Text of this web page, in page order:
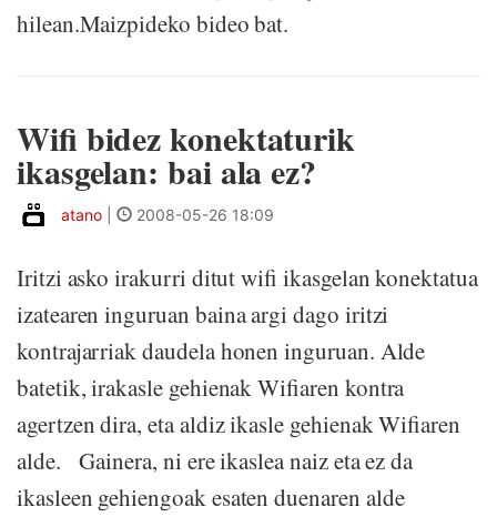
hilean.Maizpideko bideo bat.
Wifi bidez konektaturik
ikasgelan: bai ala ez?
atano 2008-05-26 18:09
Iritzi asko irakurri ditut wifi ikasgelan konektatua
izatearen inguruan baina argi dago iritzi
kontrajarriak daudela honen inguruan. Alde
batetik, irakasle gehienak Wifiaren kontra
agertzen dira, eta aldiz ikasle gehienak Wifiaren
alde. Gainera, ni ere ikaslea naiz eta ez da
ikasleen gehiengoak esaten duenaren alde